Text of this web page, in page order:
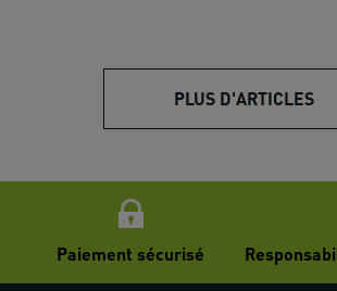
PLUS D'ARTICLES
Paiement sécurisé